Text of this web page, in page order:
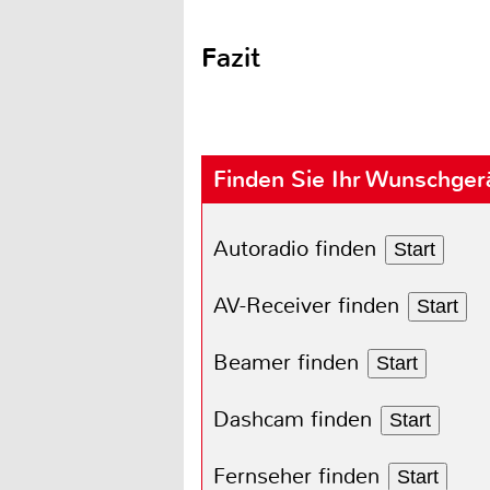
Fazit
Finden Sie Ihr
Autoradio finden Start
AV-Receiver finden Start
Beamer finden Start
Dashcam finden Start
Fernseher finden Start